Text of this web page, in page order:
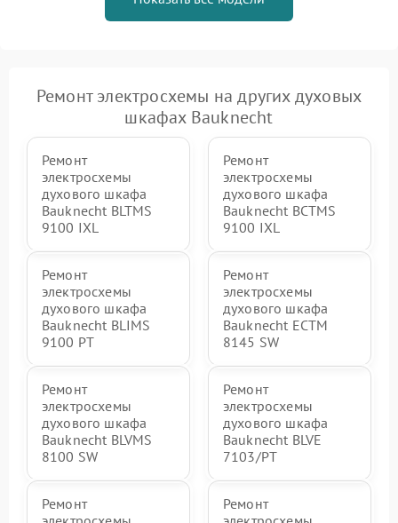
Ремонт электросхемы на других духовых
шкафах Bauknecht
Ремонт
электросхемы
духового шкафа
Bauknecht BLTMS
9100 IXL
Ремонт
электросхемы
духового шкафа
Bauknecht BCTMS
9100 IXL
Ремонт
электросхемы
духового шкафа
Bauknecht BLIMS
9100 PT
Ремонт
электросхемы
духового шкафа
Bauknecht ECTM
8145 SW
Ремонт
электросхемы
духового шкафа
Bauknecht BLVMS
8100 SW
Ремонт
электросхемы
духового шкафа
Bauknecht BLVE
7103/PT
Ремонт
Ремонт